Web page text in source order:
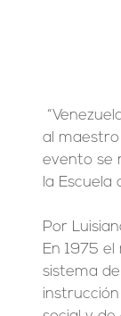
al maestro
evento se
la Escuela
Por
En 1975
sistema